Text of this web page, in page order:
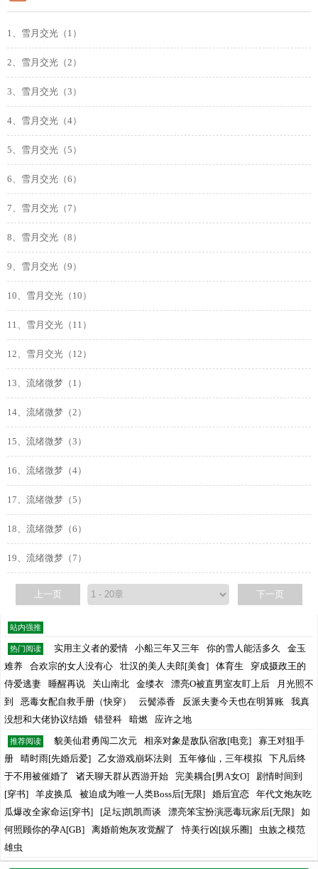
1、雪月交光（1）
2、雪月交光（2）
3、雪月交光（3）
4、雪月交光（4）
5、雪月交光（5）
6、雪月交光（6）
7、雪月交光（7）
8、雪月交光（8）
9、雪月交光（9）
10、雪月交光（10）
11、雪月交光（11）
12、雪月交光（12）
13、流绪微梦（1）
14、流绪微梦（2）
15、流绪微梦（3）
16、流绪微梦（4）
17、流绪微梦（5）
18、流绪微梦（6）
19、流绪微梦（7）
上一页 下一页
站内强推
热门阅读 实用主义者的爱情 小船三年又三年 你的雪人能活多久
金玉
难养
合欢宗的女人没有心 壮汉的美人夫郎[美食] 体育生
穿成摄政王的
侍爱逃妻
睡醒再说 关山南北 金缕衣 漂亮O被直男室友盯上后
月光照不
到
恶毒女配自救手册（快穿） 云鬓添香 反派夫妻今天也在明算账
我真
没想和大佬协议结婚
错登科 暗燃 应许之地
推荐阅读 貌美仙君勇闯二次元 相亲对象是敌队宿敌[电竞]
寡王对狙手
册
晴时雨[先婚后爱] 乙女游戏崩坏法则 五年修仙，三年模拟
下凡后终
于不用被催婚了
诸天聊天群从西游开始 完美耦合[男A女O]
剧情时间到
[穿书]
羊皮换瓜 被迫成为唯一人类Boss后[无限] 婚后宜恋
年代文炮灰吃
瓜爆改全家命运[穿书]
[足坛]凯凯而谈 漂亮笨宝扮演恶毒玩家后[无限]
如
何照顾你的孕A[GB]
离婚前炮灰攻觉醒了 恃美行凶[娱乐圈]
虫族之模范
雄虫